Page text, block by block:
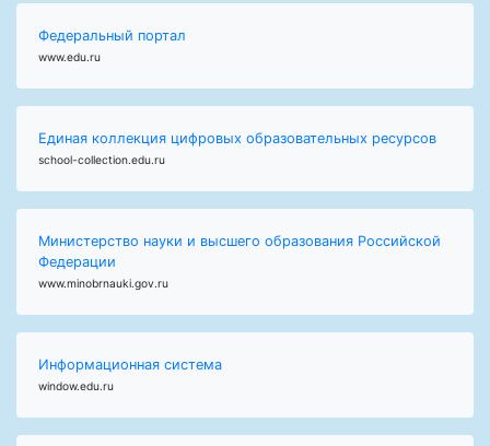
Федеральный портал
www.edu.ru
Единая коллекция цифровых образовательных ресурсов
school-collection.edu.ru
Министерство науки и высшего образования Российской
Федерации
www.minobrnauki.gov.ru
Информационная система
window.edu.ru